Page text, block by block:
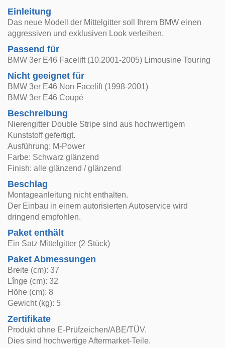
Einleitung
Das neue Modell der Mittelgitter soll Ihrem BMW einen
aggressiven und exklusiven Look verleihen.
Passend für
BMW 3er E46 Facelift (10.2001-2005) Limousine Touring
Nicht geeignet für
BMW 3er E46 Non Facelift (1998-2001)
BMW 3er E46 Coupé
Beschreibung
Nierengitter Double Stripe sind aus hochwertigem
Kunststoff gefertigt.
Ausführung: M-Power
Farbe: Schwarz glänzend
Finish: alle glänzend / glänzend
Beschlag
Montageanleitung nicht enthalten.
Der Einbau in einem autorisierten Autoservice wird
dringend empfohlen.
Paket enthält
Ein Satz Mittelgitter (2 Stück)
Paket Abmessungen
Breite (cm): 37
Lînge (cm): 32
Höhe (cm): 8
Gewicht (kg): 5
Zertifikate
Produkt ohne E-Prüfzeichen/ABE/TÜV.
Dies sind hochwertige Aftermarket-Teile.